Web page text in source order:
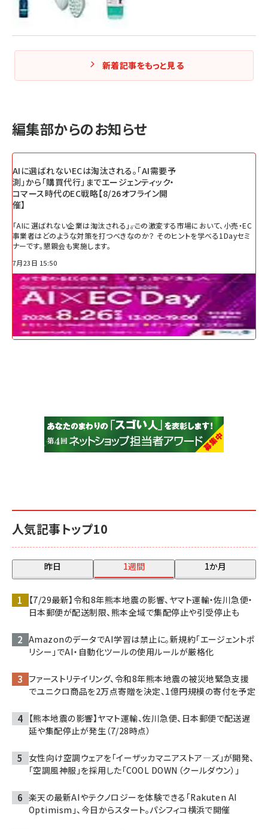
新着記事をもっと見る
編集部からのお知らせ
AIに選ばれないECは淘汰される。「AI需要予
測」から「購買代行」までエージェンティック・
コマース時代のEC戦略【8/26オフライン開
催】
「AIに選ばれない企業は淘汰される」――。この激変する市場において、小売・EC
事業者はどのような対策を打つべきなのか？ そのヒントを学べる1Dayセミ
ナーです。懇親会も実施します。
7月23日 15:50
人気記事トップ10
昨日 1週間 1か月
【7/29最新】令和8年熊本地震の影響、ヤマト運輸・佐川急便・
日本郵便が配送制限、熊本全域で集配停止や引受停止も
AmazonのデータでAI学習は禁止に。新規約「エージェントポ
リシー」でAI・自動化ツールの使用ルールが厳格化
ファーストリテイリング、令和8年熊本地震の被災地緊急支援
でユニクロ商品を2万点寄贈を決定、1億円規模の寄付を予定
【熊本地震の影響】ヤマト運輸、佐川急便、日本郵便で配送遅
延や集配停止が発生（7/28時点）
女性向け空調ウェアを「イーザッカマニアストア―ズ」が開発、
「空調風神服」を採用した「COOL DOWN（クールダウン）」
楽天の最新AIやテクノロジーを体験できる「Rakuten AI
Optimism」、今日からスタート。パシフィコ横浜で開催